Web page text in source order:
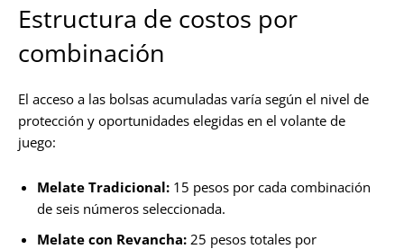
Estructura de costos por
combinación
El acceso a las bolsas acumuladas varía según el nivel de
protección y oportunidades elegidas en el volante de
juego:
Melate Tradicional: 15 pesos por cada combinación
de seis números seleccionada.
Melate con Revancha: 25 pesos totales por